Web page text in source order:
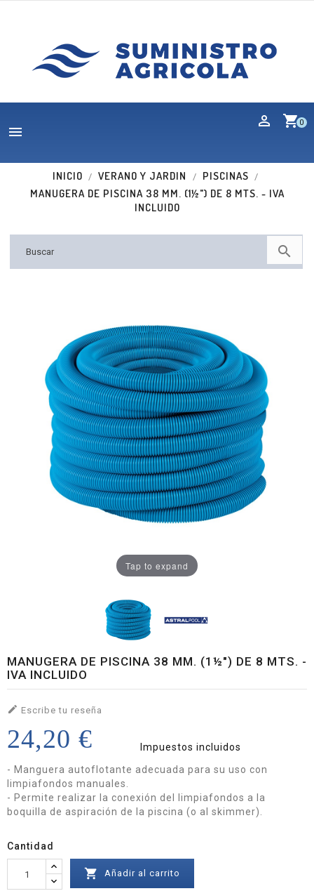
shopping_cart0

INICIO VERANO Y JARDIN
PISCINAS
MANUGERA DE PISCINA 38 MM. (1½") DE 8 MTS. - IVA
INCLUIDO

Tap to expand
MANUGERA DE PISCINA 38 MM. (1½") DE 8 MTS. -
IVA INCLUIDO
 Escribe tu reseña
24,20 €
Impuestos incluidos
- Manguera autoflotante adecuada para su uso con
limpiafondos manuales.
- Permite realizar la conexión del limpiafondos a la
boquilla de aspiración de la piscina (o al skimmer).
Cantidad
 Añadir al carrito